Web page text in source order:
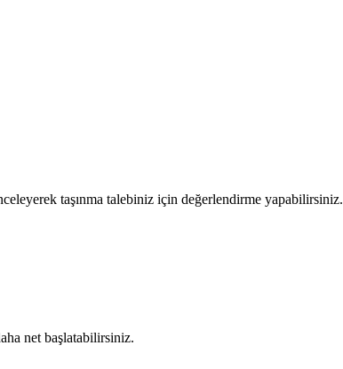
taşınma talebiniz için değerlendirme yapabilirsiniz.
net başlatabilirsiniz.